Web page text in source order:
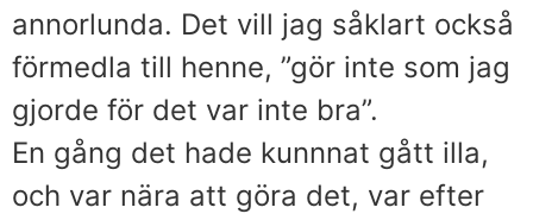
annorlunda. Det vill jag såklart också
förmedla till henne, ”gör inte som jag
gjorde för det var inte bra”.
En gång det hade kunnnat gått illa,
och var nära att göra det, var efter